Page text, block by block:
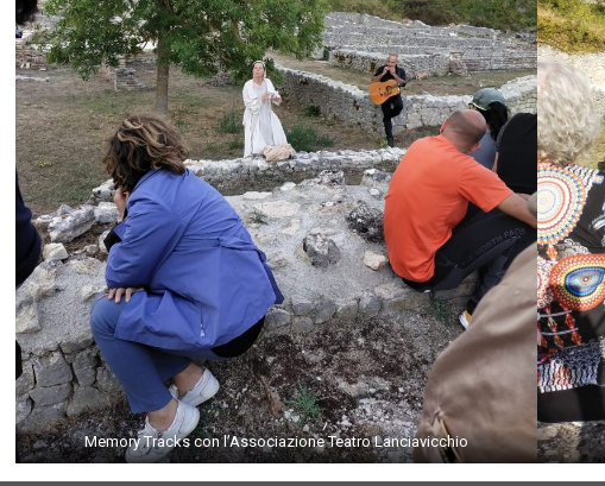
Memory Tracks con l’Associazione Teatro Lanciavicchio